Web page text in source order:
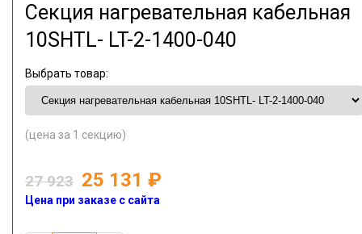
Секция нагревательная кабельная
10SHTL- LT-2-1400-040
Выбрать товар:
(цена за 1 секцию)
27 923 25 131
Цена при заказе с сайта